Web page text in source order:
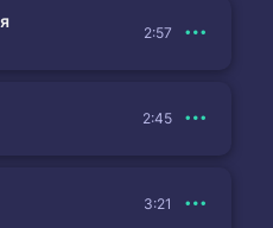
2:57
2:45
3:21